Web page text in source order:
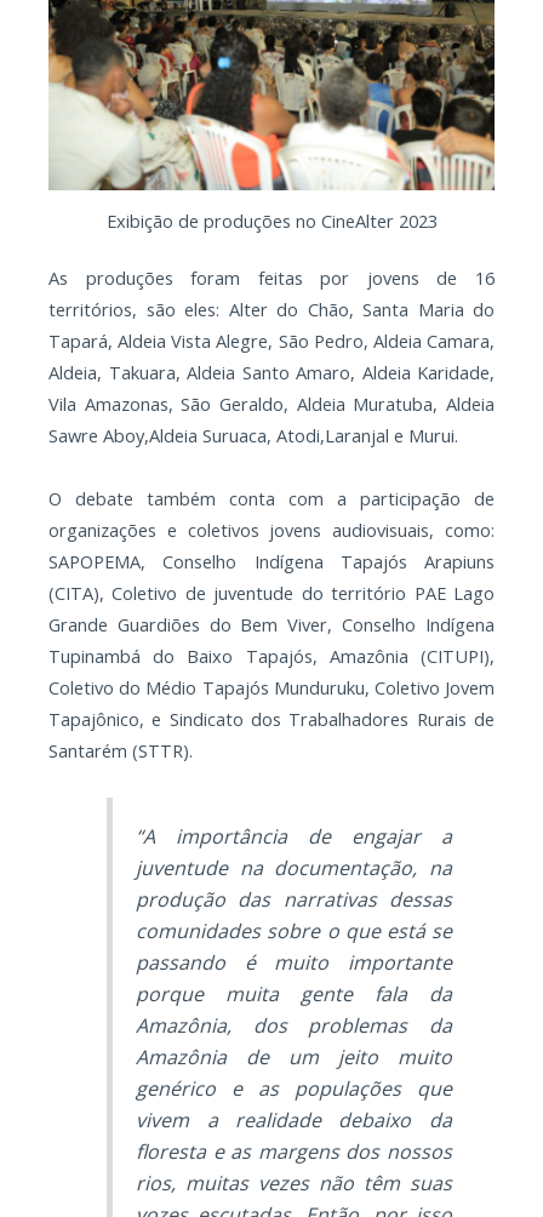
Exibição de produções no CineAlter 2023
As produções foram feitas por jovens de 16
territórios, são eles: Alter do Chão, Santa Maria do
Tapará, Aldeia Vista Alegre, São Pedro, Aldeia Camara,
Aldeia, Takuara, Aldeia Santo Amaro, Aldeia Karidade,
Vila Amazonas, São Geraldo, Aldeia Muratuba, Aldeia
Sawre Aboy,Aldeia Suruaca, Atodi,Laranjal e Murui.
O debate também conta com a participação de
organizações e coletivos jovens audiovisuais, como:
SAPOPEMA, Conselho Indígena Tapajós Arapiuns
(CITA), Coletivo de juventude do território PAE Lago
Grande Guardiões do Bem Viver, Conselho Indígena
Tupinambá do Baixo Tapajós, Amazônia (CITUPI),
Coletivo do Médio Tapajós Munduruku, Coletivo Jovem
Tapajônico, e Sindicato dos Trabalhadores Rurais de
Santarém (STTR).
“A importância de engajar a
juventude na documentação, na
produção das narrativas dessas
comunidades sobre o que está se
passando é muito importante
porque muita gente fala da
Amazônia, dos problemas da
Amazônia de um jeito muito
genérico e as populações que
vivem a realidade debaixo da
floresta e as margens dos nossos
rios, muitas vezes não têm suas